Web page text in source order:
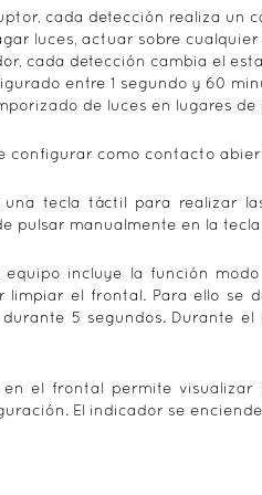
cada detección realiza un
luces, actuar sobre
cada detección cambia el
entre 1 segundo y 60
de luces en lugares de
configurar como contacto
una tecla táctil para realizar
pulsar manualmente en la
equipo incluye la función
limpiar el frontal. Para ello se
durante 5 segundos. Durante
el frontal permite visualizar
El indicador se